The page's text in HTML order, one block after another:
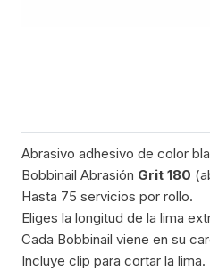
Abrasivo adhesivo de color
Bobbinail Abrasión Grit 180
Hasta 75 servicios por rollo.
Eliges la longitud de la lima
Cada Bobbinail viene en su
Incluye clip para cortar la lima.